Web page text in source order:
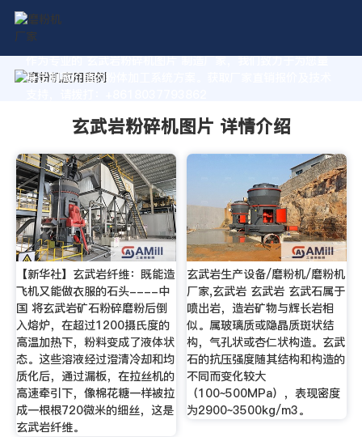
作为专业的 玄武岩粉碎机图片 制造厂家，我们致力于为您量
身定制高价值的粉体加工系统方案。获取厂家直销报价及技术
玄武岩粉碎机图片 详情介绍
【新华社】玄武岩纤维：既能造
飞机又能做衣服的石头----中
国 将玄武岩矿石粉碎磨粉后倒
入熔炉，在超过1200摄氏度的
高温加热下，粉料变成了液体状
态。这些溶液经过澄清冷却和均
质化后，通过漏板，在拉丝机的
高速牵引下，像棉花糖一样被拉
成一根根720微米的细丝，这是
玄武岩纤维。
玄武岩生产设备/磨粉机/磨粉机
厂家,玄武岩 玄武岩 玄武石属于
喷出岩，造岩矿物与辉长岩相
似。属玻璃质或隐晶质斑状结
构，气孔状或杏仁状构造。玄武
石的抗压强度随其结构和构造的
不同而变化较大
（100~500MPa），表现密度
为2900~3500kg/m3。